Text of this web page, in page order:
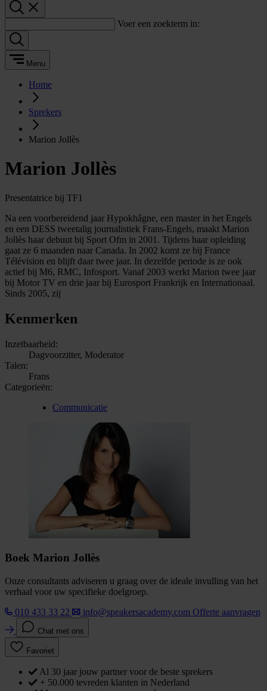
Voer een zoekterm in:
Menu
Home
Sprekers
Marion Jollès
Marion Jollès
Presentatrice bij TF1
Na een voorbereidend jaar Hypokhâgne, een master in het Engels
en een DESS tweetalig journalistiek Frans-Engels, maakt Marion
Jollès haar debuut bij Sport Ofm in 2001. Tijdens haar opleiding
gaat ze 6 maanden naar Canada. In 2002 komt ze bij France
Télévision en blijft daar twee jaar. In dezelfde periode is ze ook
actief bij M6, RMC, Infosport. Vanaf 2003 werkt Marion twee jaar
bij Motor TV en drie jaar bij Eurosport Frankrijk en Internationaal.
Sinds 2005, zij
Kenmerken
Inzetbaarheid:
Dagvoorzitter, Moderator
Talen:
Frans
Categorieën:
Communicatie
Boek Marion Jollès
Onze consultants adviseren u graag over de ideale invulling van het
verhaal voor uw specifieke doelgroep.
010 433 33 22
info@speakersacademy.com Offerte aanvragen
Chat met ons
Favoriet
Al 30 jaar jouw partner voor de beste sprekers
+ 50.000 tevreden klanten in Nederland